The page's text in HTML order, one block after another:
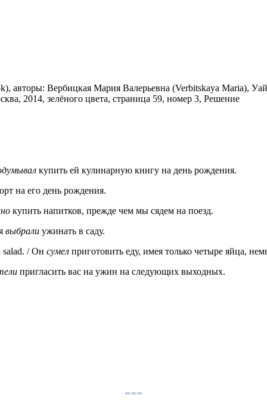
купить ей кулинарную книгу на день рождения.
на его день рождения.
купить напитков, прежде чем мы сядем на поезд.
выбрали ужинать в саду.
salad. / Он сумел приготовить еду, имея только четыре яйца,
пригласить вас на ужин на следующих выходных.